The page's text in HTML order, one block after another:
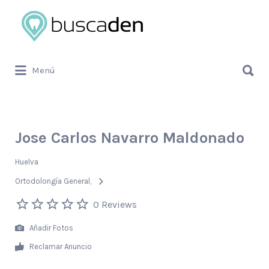
Buscar
por:
Menú
por:
Jose Carlos Navarro Maldonado
Huelva
Ortodolongía General
0 Reviews
Añadir Fotos
Reclamar Anuncio